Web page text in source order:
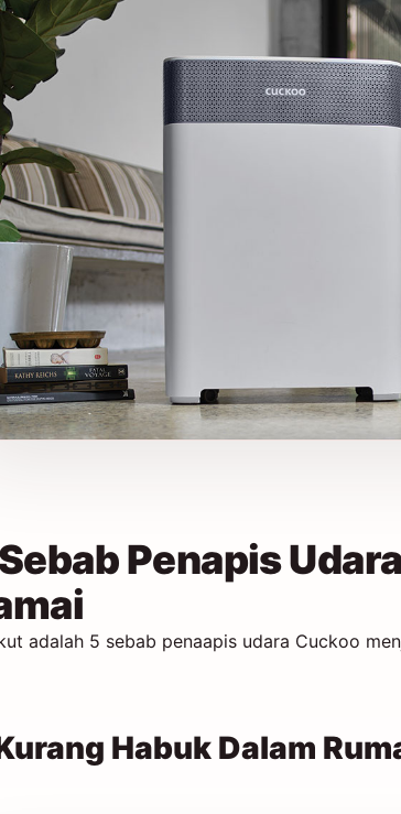
Penapis
adalah 5 sebab penaapis udara Cuckoo
Habuk Dalam